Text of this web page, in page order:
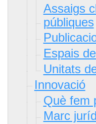
Assaigs
públiques
Espais
Unitats
Innovació
Què fem
Marc